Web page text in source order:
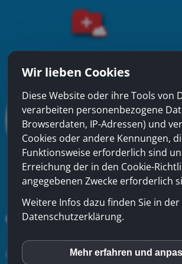
xinfra gmbh - Badstrasse 50 - CH-
Wir lieben Cookies
Diese Website oder ihre Tools von
verarbeiten personenbezogene
Browserdaten, IP-Adressen) und
Cookies oder andere Kennungen,
Funktionsweise erforderlich sind
Erreichung der in den Cookie-
angegebenen Zwecke erforderlich
Weitere Infos dazu finden Sie in der
Datenschutzerklärung.
inCMS
Mehr erfahren und